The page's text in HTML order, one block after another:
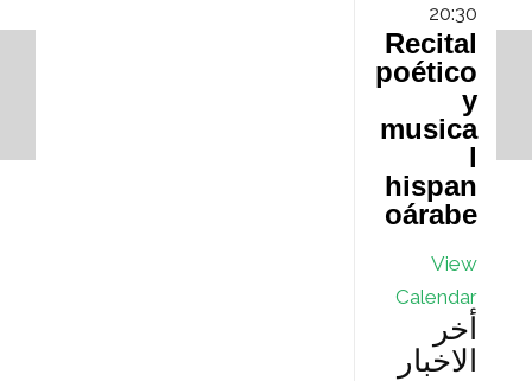
20:30
Recital
poético
y
musica
l
hispan
oárabe
View
Calendar
أخر
الاخبار